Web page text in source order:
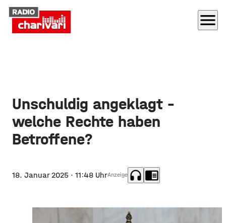
menu
Unschuldig angeklagt –
welche Rechte haben
Betroffene?
18. Januar 2025 · 11:48 UhrAnzeige headphones chrome_reader_mode